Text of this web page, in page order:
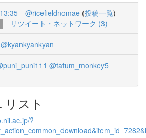
@ricefieldnomae (投稿一覧)
リツイート・ネットワーク (3)
@kyankyankyan
@tatum_monkey5
スト
?